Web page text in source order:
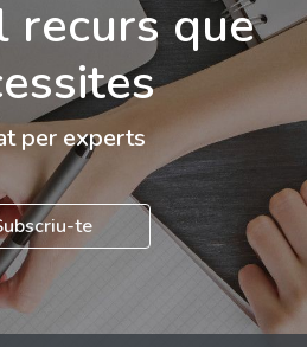
recurs que
per experts
te